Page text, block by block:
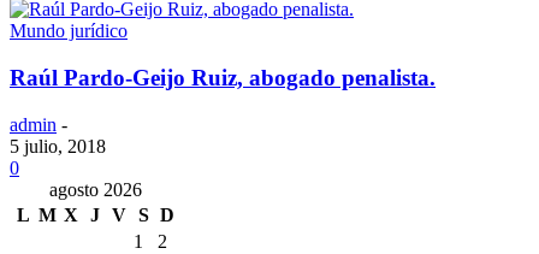
Mundo jurídico
Raúl Pardo-Geijo Ruiz, abogado penalista.
admin -
5 julio, 2018
0
agosto 2026
L M X J V S D
1
2